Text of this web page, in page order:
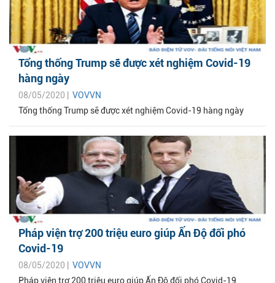
Tổng thống Trump sẽ được xét nghiệm Covid-19
hàng ngày
08/05/2020 | VOVVN
Tổng thống Trump sẽ được xét nghiệm Covid-19 hàng ngày
Pháp viện trợ 200 triệu euro giúp Ấn Độ đối phó
Covid-19
08/05/2020 | VOVVN
Pháp viện trợ 200 triệu euro giúp Ấn Độ đối phó Covid-19